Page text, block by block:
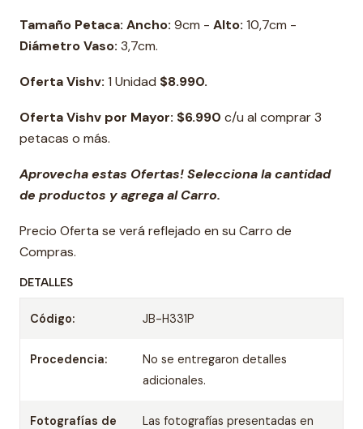
Tamaño Petaca: Ancho: 9cm - Alto: 10,7cm -
Diámetro Vaso: 3,7cm.
Oferta Vishv: 1 Unidad $8.990.
Oferta Vishv por Mayor: $6.990 c/u al comprar 3
petacas o más.
Aprovecha estas Ofertas! Selecciona la cantidad
de productos y agrega al Carro.
Precio Oferta se verá reflejado en su Carro de
Compras.
DETALLES
Código: JB-H331P
Procedencia:
No se entregaron detalles
adicionales.
Fotografías de
Las fotografías presentadas en